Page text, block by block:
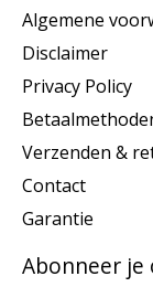
Algemene
Disclaimer
Privacy Policy
Verzenden &
Contact
Garantie
Abonneer